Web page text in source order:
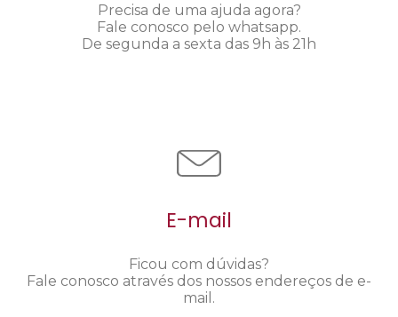
Precisa de uma ajuda agora?
Fale conosco pelo whatsapp.
De segunda a sexta das 9h às 21h
E-mail
Ficou com dúvidas?
Fale conosco através dos nossos endereços de e-
mail.